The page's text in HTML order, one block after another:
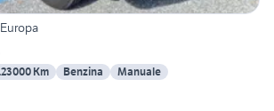
Km Benzina Manuale